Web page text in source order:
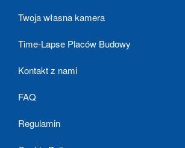
Twoja własna kamera
Time-Lapse Placów Budowy
Kontakt z nami
FAQ
Regulamin